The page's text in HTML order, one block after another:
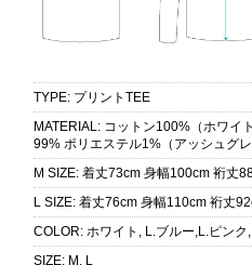
TYPE: プリントTEE
MATERIAL: コットン100%（ホワイ
99% ポリエステル1%（アッシュグレ
M SIZE: 着丈73cm 身幅100cm 裄丈
L SIZE: 着丈76cm 身幅110cm 裄丈
COLOR: ホワイト, L.ブルー,L.ピンク
SIZE: M, L